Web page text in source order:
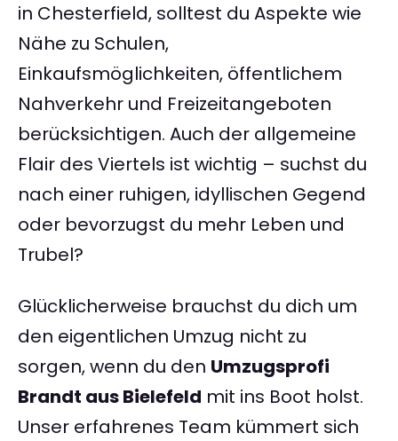
in Chesterfield, solltest du Aspekte wie
Nähe zu Schulen,
Einkaufsmöglichkeiten, öffentlichem
Nahverkehr und Freizeitangeboten
berücksichtigen. Auch der allgemeine
Flair des Viertels ist wichtig – suchst du
nach einer ruhigen, idyllischen Gegend
oder bevorzugst du mehr Leben und
Trubel?
Glücklicherweise brauchst du dich um
den eigentlichen Umzug nicht zu
sorgen, wenn du den Umzugsprofi
Brandt aus Bielefeld mit ins Boot holst.
Unser erfahrenes Team kümmert sich